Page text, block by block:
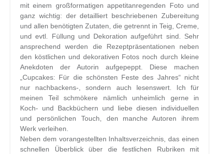
mit einem großformatigen appetitanregenden Foto und
ganz wichtig: der detailliert beschriebenen Zubereitung
und allen benötigten Zutaten, die getrennt in Teig, Creme,
und evtl. Füllung und Dekoration aufgeführt sind. Sehr
ansprechend werden die Rezeptpräsentationen neben
den köstlichen und dekorativen Fotos noch durch kleine
Anekdoten der Autorin aufgepeppt. Diese machen
„Cupcakes: Für die schönsten Feste des Jahres“ nicht
nur nachbackens-, sondern auch lesenswert. Ich für
meinen Teil schmökere nämlich unheimlich gerne in
Koch- und Backbüchern und liebe diesen individuellen
und persönlichen Touch, den manche Autoren ihrem
Werk verleihen.
Neben dem vorangestellten Inhaltsverzeichnis, das einen
schnellen Überblick über die festlichen Rubriken mit